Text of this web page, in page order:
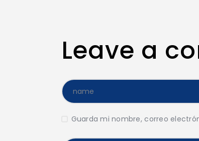
Leave a
Guarda mi nombre, correo